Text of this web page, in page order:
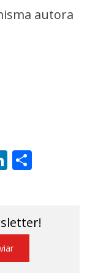
autora
LinkedIn